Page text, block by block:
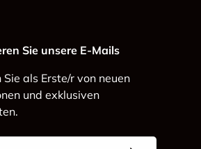
Sie unsere E-Mails
Sie als Erste/r von neuen
und exklusiven